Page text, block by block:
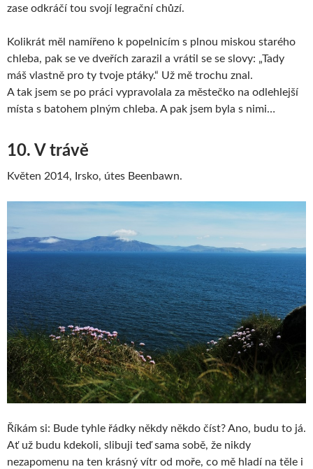
zase odkráčí tou svojí legrační chůzí.
Kolikrát měl namířeno k popelnicím s plnou miskou starého
chleba, pak se ve dveřích zarazil a vrátil se se slovy: „Tady
máš vlastně pro ty tvoje ptáky.“ Už mě trochu znal.
A tak jsem se po práci vypravolala za městečko na odlehlejší
místa s batohem plným chleba. A pak jsem byla s nimi…
10. V trávě
Květen 2014, Irsko, útes Beenbawn.
Říkám si: Bude tyhle řádky někdy někdo číst? Ano, budu to já.
Ať už budu kdekoli, slibuji teď sama sobě, že nikdy
nezapomenu na ten krásný vítr od moře, co mě hladí na těle i